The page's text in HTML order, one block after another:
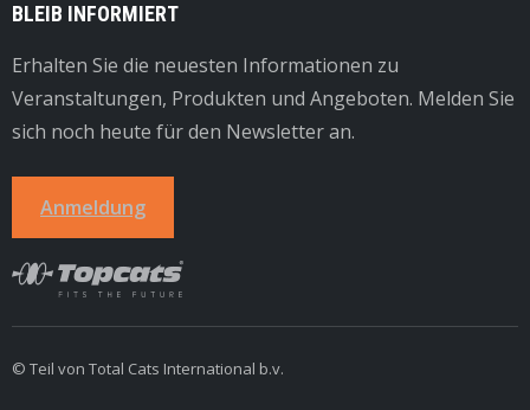
BLEIB INFORMIERT
Erhalten Sie die neuesten Informationen zu
Veranstaltungen, Produkten und Angeboten. Melden Sie
sich noch heute für den Newsletter an.
Anmeldung
© Teil von Total Cats International b.v.